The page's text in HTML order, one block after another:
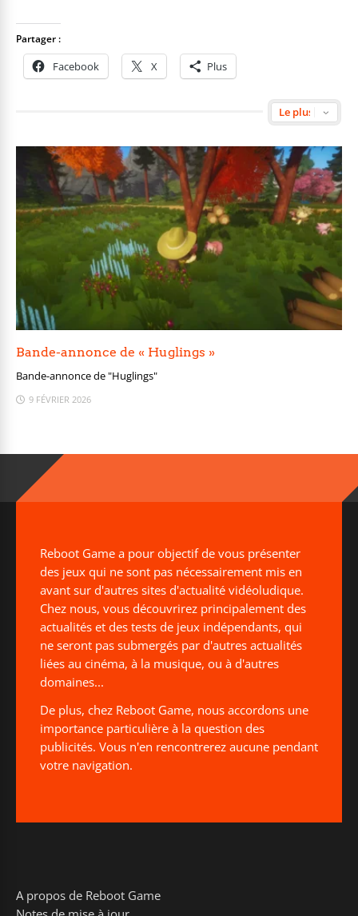
Partager :
Facebook X Plus
Bande-annonce de « Huglings »
Bande-annonce de "Huglings"
9 FÉVRIER 2026
Reboot Game a pour objectif de vous présenter
des jeux qui ne sont pas nécessairement mis en
avant sur d'autres sites d'actualité vidéoludique.
Chez nous, vous découvrirez principalement des
actualités et des tests de jeux indépendants, qui
ne seront pas submergés par d'autres actualités
liées au cinéma, à la musique, ou à d'autres
domaines...
De plus, chez Reboot Game, nous accordons une
importance particulière à la question des
publicités. Vous n'en rencontrerez aucune pendant
votre navigation.
A propos de Reboot Game